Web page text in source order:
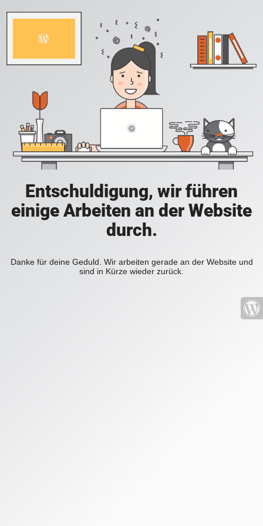
Entschuldigung, wir führen
einige Arbeiten an der Website
durch.
Danke für deine Geduld. Wir arbeiten gerade an der Website und
sind in Kürze wieder zurück.